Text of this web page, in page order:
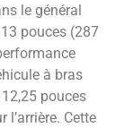
le général
pouces (287
à bras
pouces
l’arrière. Cette